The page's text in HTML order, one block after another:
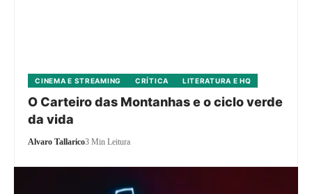
CINEMA E STREAMING CRÍTICA LITERATURA E HQ
O Carteiro das Montanhas e o ciclo verde
da vida
Alvaro Tallarico3 Min Leitura